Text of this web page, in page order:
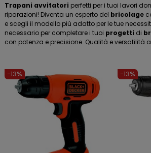
Trapani avvitatori perfetti per i tuoi lavori
riparazioni! Diventa un esperto del bricolage
e scegli il modello più adatto per le tue
necessario per completare i tuoi progetti di
con potenza e precisione. Qualità e versatilità
-13% -13%